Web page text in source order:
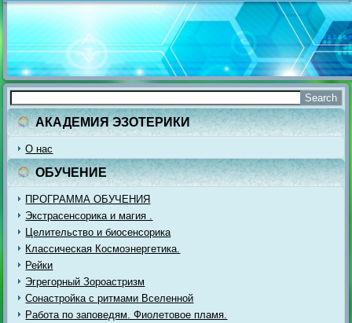
АКАДЕМИЯ ЭЗОТЕРИКИ
О нас
ОБУЧЕНИЕ
ПРОГРАММА ОБУЧЕНИЯ
Экстрасенсорика и магия .
Целительство и биосенсорика
Классическая Космоэнергетика.
Рейки
Эгрегорный Зороастризм
Сонастройка с ритмами Вселенной
Работа по заповедям. Фиолетовое пламя.